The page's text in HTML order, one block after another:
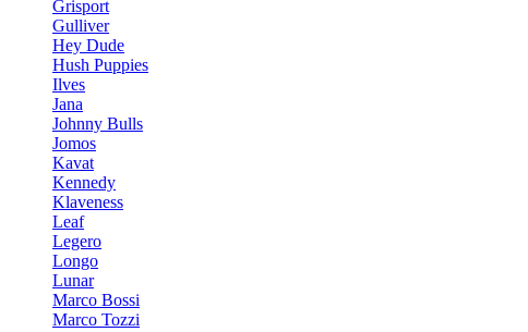
Grisport
Gulliver
Hey Dude
Hush Puppies
Ilves
Jana
Johnny Bulls
Jomos
Kavat
Kennedy
Klaveness
Leaf
Legero
Longo
Lunar
Marco Bossi
Marco Tozzi